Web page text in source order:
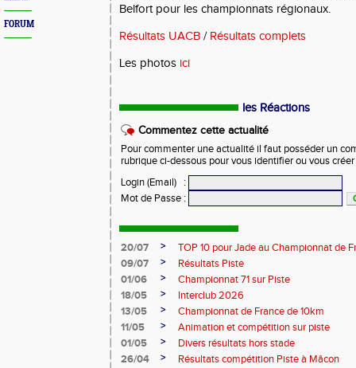
FORUM
Belfort pour les championnats régionaux.
Résultats UACB / Résultats complets
Les photos ici
les Réactions
Commentez cette actualité
Pour commenter une actualité il faut posséder un
rubrique ci-dessous pour vous identifier ou vous
Login (Email)
:
Mot de Passe :
20/07 >
TOP 10 pour Jade au Championnat de
09/07
>
Résultats Piste
01/06
>
Championnat 71 sur Piste
18/05
>
Interclub 2026
13/05
>
Championnat de France de 10km
11/05
>
Animation et compétition sur piste
01/05
>
Divers résultats hors stade
26/04
>
Résultats compétition Piste à Mâcon